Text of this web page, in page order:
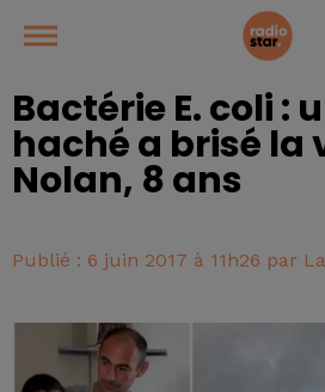
Bactérie E. coli :
haché a brisé la
Nolan, 8 ans
Publié : 6 juin 2017 à 11h26 par